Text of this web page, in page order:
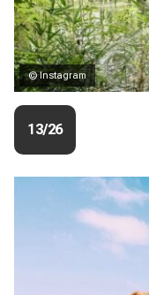
© Instagram
13/26